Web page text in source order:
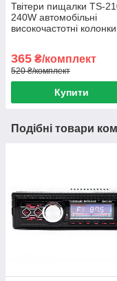
Твітери пищалки TS-
240W автомобільні
високочастотні колонки
365 ₴/комплект
520 ₴/комплект
Купити
Подібні товари